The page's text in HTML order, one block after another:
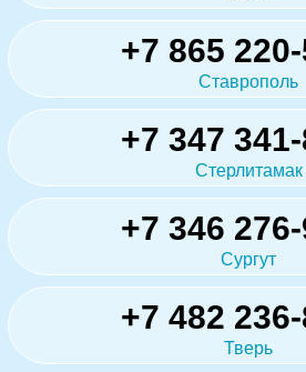
+7 865
Ставрополь
+7 347
Стерлитамак
+7 346
Сургут
+7 482
Тверь